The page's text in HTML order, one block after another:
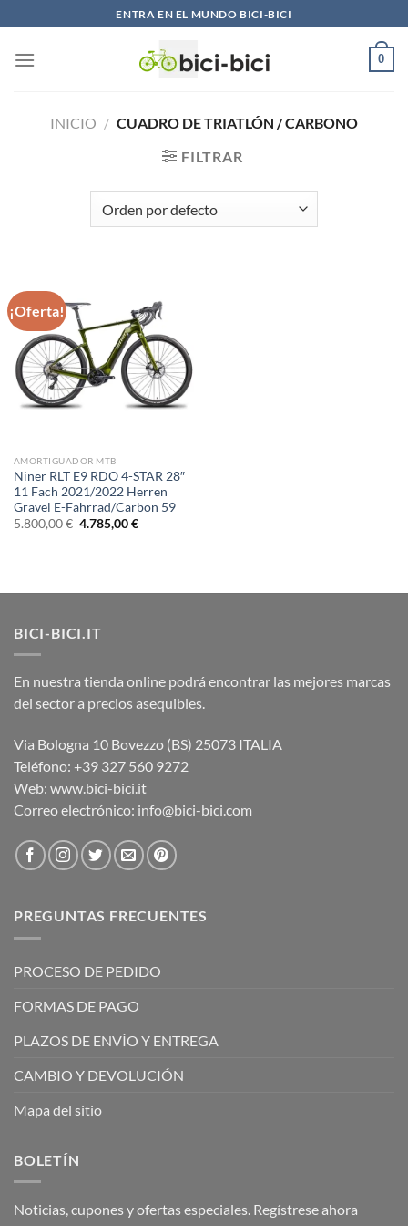
al
contenido
ENTRA EN EL MUNDO BICI-BICI
0
INICIO / CUADRO DE TRIATLÓN / CARBONO
FILTRAR
¡Oferta!
AMORTIGUADOR MTB
Niner RLT E9 RDO 4-STAR 28″
11 Fach 2021/2022 Herren
Gravel E-Fahrrad/Carbon 59
5.800,00€ El
precio
4.785,00€El
BICI-BICI.IT
En nuestra tienda online podrá encontrar las mejores marcas
del sector a precios asequibles.
Via Bologna 10 Bovezzo (BS) 25073 ITALIA
Teléfono: +39 327 560 9272
Web: www.bici-bici.it
Correo electrónico: info@bici-bici.com
PREGUNTAS FRECUENTES
PROCESO DE PEDIDO
FORMAS DE PAGO
PLAZOS DE ENVÍO Y ENTREGA
CAMBIO Y DEVOLUCIÓN
Mapa del sitio
BOLETÍN
Noticias, cupones y ofertas especiales. Regístrese ahora